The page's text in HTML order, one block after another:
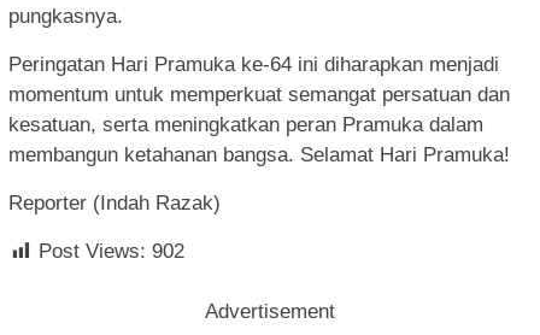
pungkasnya.
Peringatan Hari Pramuka ke-64 ini diharapkan menjadi
momentum untuk memperkuat semangat persatuan dan
kesatuan, serta meningkatkan peran Pramuka dalam
membangun ketahanan bangsa. Selamat Hari Pramuka!
Reporter (Indah Razak)
Post Views: 902
Advertisement